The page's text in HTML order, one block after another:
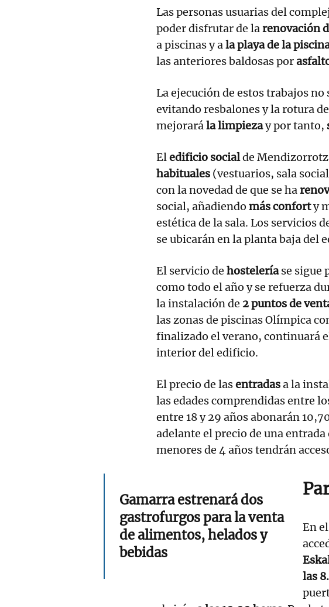
Las personas usuarias del
poder disfrutar de larenovación
a piscinas y ala playa de la
las anteriores baldosas por
La ejecución de estos trabajos no
evitando resbalones y la rotura
mejorarála limpiezay por tanto,
Eledificio socialde
habituales (vestuarios, sala
con la novedad de que se ha
social, añadiendo más conforty
estética de la sala. Los servicios
se ubicarán en la planta baja del
El servicio de hosteleríase sigue
como todo el año y se refuerza
la instalación de 2 puntos de
las zonas de piscinas Olímpica
finalizado el verano, continuará
interior del edificio.
El precio de lasentradasa la
las edades comprendidas entre
entre 18 y 29 años abonarán
adelante el precio de una entrada
menores de 4 años tendrán
Gamarra estrenará dos
gastrofurgos para la venta
de alimentos, helados y
bebidas
En
las